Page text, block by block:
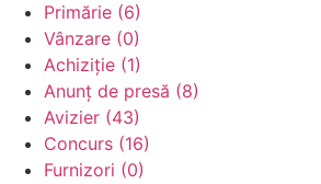
Primărie (6)
Vânzare (0)
Achiziție (1)
Anunț de presă (8)
Avizier (43)
Concurs (16)
Furnizori (0)